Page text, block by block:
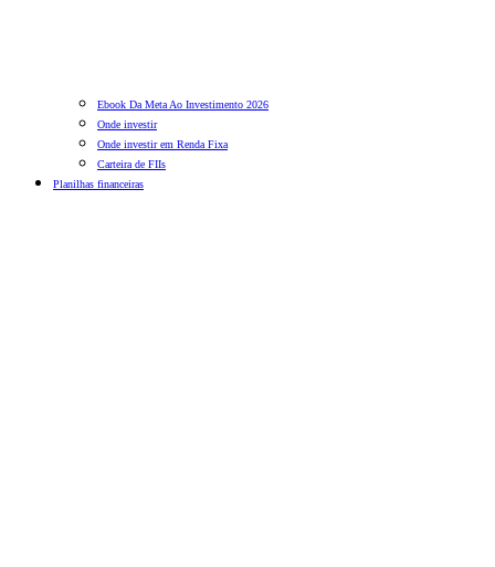
Ebook Da Meta Ao Investimento 2026
Onde investir
Onde investir em Renda Fixa
Carteira de FIIs
Planilhas financeiras